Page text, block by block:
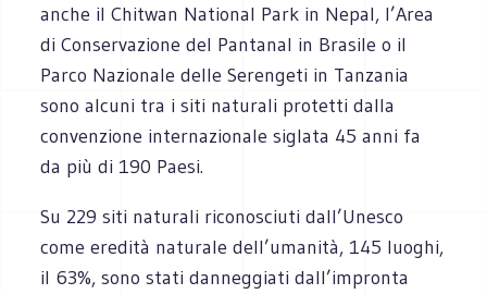
anche il Chitwan National Park in Nepal, l’Area
di Conservazione del Pantanal in Brasile o il
Parco Nazionale delle Serengeti in Tanzania
sono alcuni tra i siti naturali protetti dalla
convenzione internazionale siglata 45 anni fa
da più di 190 Paesi.
Su 229 siti naturali riconosciuti dall’Unesco
come eredità naturale dell’umanità, 145 luoghi,
il 63%, sono stati danneggiati dall’impronta